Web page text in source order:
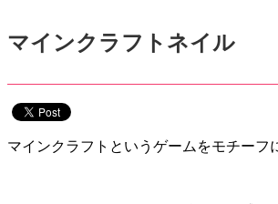
マインクラフトネイル
マインクラフトというゲームをモチーフ